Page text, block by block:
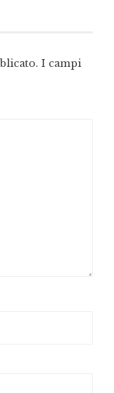
I campi